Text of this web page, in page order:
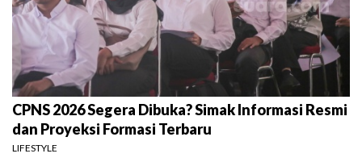
CPNS 2026 Segera Dibuka? Simak Informasi Resmi
dan Proyeksi Formasi Terbaru
LIFESTYLE